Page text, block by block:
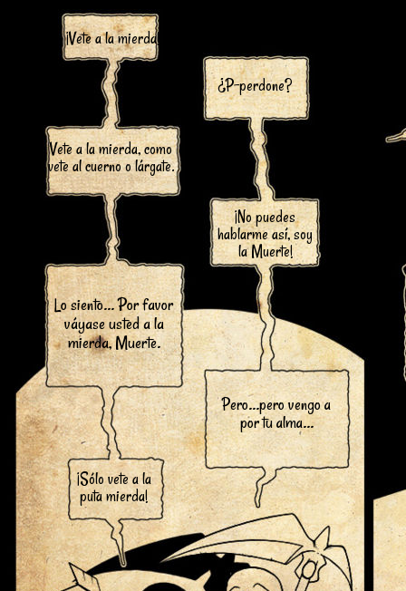
¡Vete a la mierda!
¿P-perdone?
Vete a la mierda, como
vete al cuerno o lárgate.
¡No puedes
hablarme así, soy
la Muerte!
Lo siento... Por favor
váyase usted a la
mierda, Muerte.
Pero...pero vengo a
por tu alma...
¡Sólo vete a la
puta mierda!